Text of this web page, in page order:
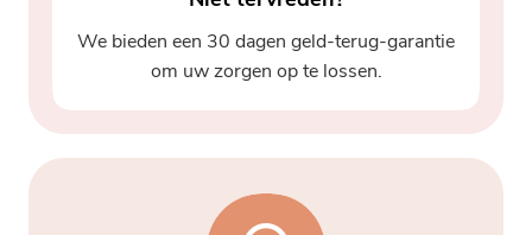
We bieden een 30 dagen geld-terug-garantie
om uw zorgen op te lossen.